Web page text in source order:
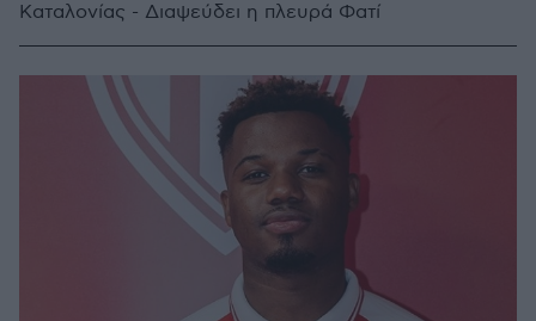
Καταλονίας - Διαψεύδει η πλευρά Φατί